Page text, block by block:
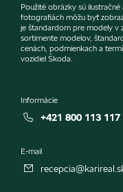
Použité obrázky sú
fotografiách môžu byť
je štandardom pre modely v
sortimente modelov,
cenách, podmienkach a
vozidiel Škoda.
Informácie
+421 800 113 117
E-mail